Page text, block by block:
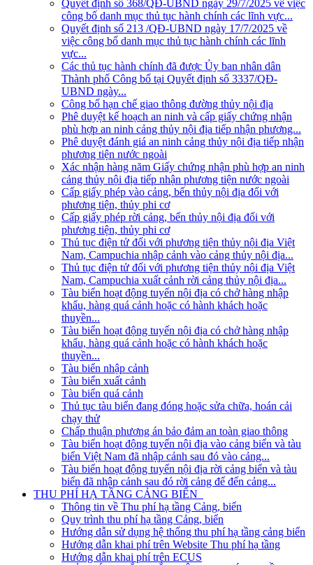
Quyết định số 368/QĐ-UBND ngày 29/7/2025 về việc
công bố danh mục thủ tục hành chính các lĩnh vực...
Quyết định số 213 /QĐ-UBND ngày 17/7/2025 về
việc công bố danh mục thủ tục hành chính các lĩnh
vực...
Các thủ tục hành chính đã được Ủy ban nhân dân
Thành phố Công bố tại Quyết định số 3337/QĐ-
UBND ngày...
Công bố hạn chế giao thông đường thủy nội địa
Phê duyệt kế hoạch an ninh và cấp giấy chứng nhận
phù hợp an ninh cảng thủy nội địa tiếp nhận phương...
Phê duyệt đánh giá an ninh cảng thủy nội địa tiếp nhận
phương tiện nước ngoài
Xác nhận hàng năm Giấy chứng nhận phù hợp an ninh
cảng thủy nội địa tiếp nhận phương tiện nước ngoài
Cấp giấy phép vào cảng, bến thủy nội địa đối với
phương tiện, thủy phi cơ
Cấp giấy phép rời cảng, bến thủy nội địa đối với
phương tiện, thủy phi cơ
Thủ tục điện tử đối với phương tiện thủy nội địa Việt
Nam, Campuchia nhập cảnh vào cảng thủy nội địa...
Thủ tục điện tử đối với phương tiện thủy nội địa Việt
Nam, Campuchia xuất cảnh rời cảng thủy nội địa...
Tàu biển hoạt động tuyến nội địa có chở hàng nhập
khẩu, hàng quá cảnh hoặc có hành khách hoặc
thuyền...
Tàu biển hoạt động tuyến nội địa có chở hàng nhập
khẩu, hàng quá cảnh hoặc có hành khách hoặc
thuyền...
Tàu biển nhập cảnh
Tàu biển xuất cảnh
Tàu biển quá cảnh
Thủ tục tàu biển đang đóng hoặc sửa chữa, hoán cải
chạy thử
Chấp thuận phương án bảo đảm an toàn giao thông
Tàu biển hoạt động tuyến nội địa vào cảng biển và tàu
biển Việt Nam đã nhập cảnh sau đó vào cảng...
Tàu biển hoạt động tuyến nội địa rời cảng biển và tàu
biển đã nhập cảnh sau đó rời cảng để đến cảng...
THU PHÍ HẠ TẦNG CẢNG BIỂN
Thông tin về Thu phí hạ tầng Cảng, biển
Quy trình thu phí hạ tầng Cảng, biển
Hướng dẫn sử dụng hệ thống thu phí hạ tầng cảng biển
Hướng dẫn khai phí trên Website Thu phí hạ tầng
Hướng dẫn khai phí trên ECUS